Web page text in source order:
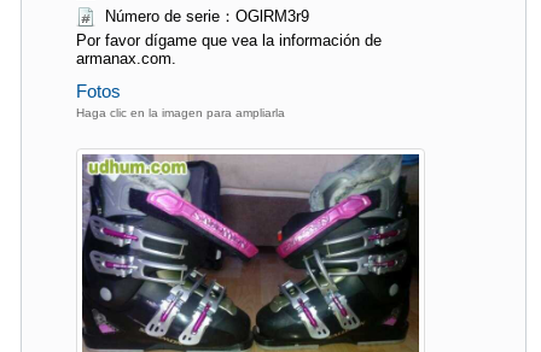
Número de serie：OGlRM3r9
Por favor dígame que vea la información de
armanax.com.
Fotos
Haga clic en la imagen para ampliarla